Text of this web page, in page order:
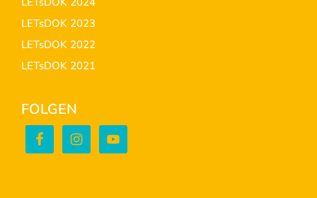
LETsDOK 2023
LETsDOK 2022
LETsDOK 2021
FOLGEN